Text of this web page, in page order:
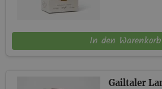
In den Warenkorb
Gailtaler